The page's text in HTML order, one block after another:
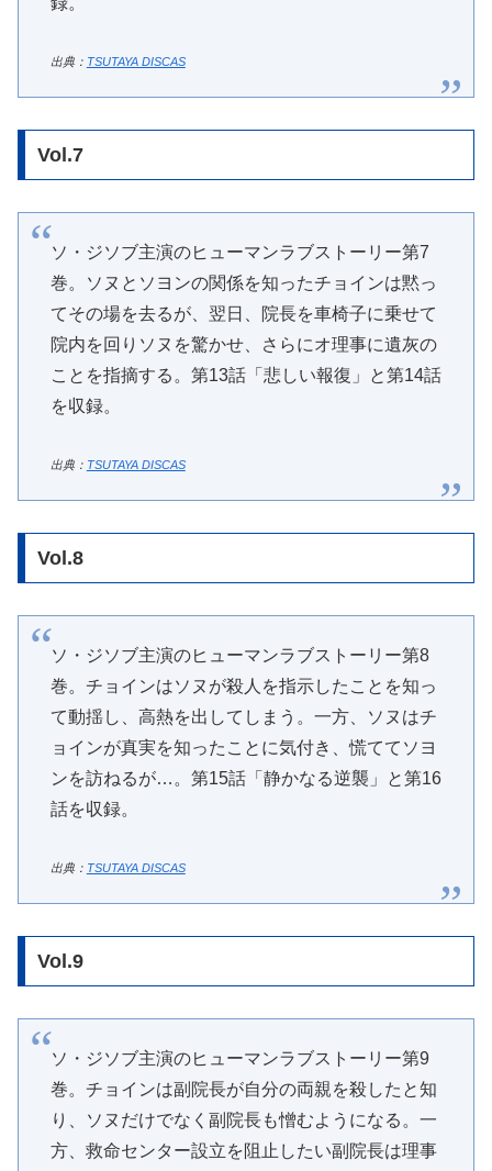
出典： TSUTAYA DISCAS
Vol.7
ソ・ジソブ主演のヒューマンラブストーリー第7
巻。ソヌとソヨンの関係を知ったチョインは黙っ
てその場を去るが、翌日、院長を車椅子に乗せて
院内を回りソヌを驚かせ、さらにオ理事に遺灰の
ことを指摘する。第13話「悲しい報復」と第14話
を収録。
出典： TSUTAYA DISCAS
Vol.8
ソ・ジソブ主演のヒューマンラブストーリー第8
巻。チョインはソヌが殺人を指示したことを知っ
て動揺し、高熱を出してしまう。一方、ソヌはチ
ョインが真実を知ったことに気付き、慌ててソヨ
ンを訪ねるが…。第15話「静かなる逆襲」と第16
話を収録。
出典： TSUTAYA DISCAS
Vol.9
ソ・ジソブ主演のヒューマンラブストーリー第9
巻。チョインは副院長が自分の両親を殺したと知
り、ソヌだけでなく副院長も憎むようになる。一
方、救命センター設立を阻止したい副院長は理事